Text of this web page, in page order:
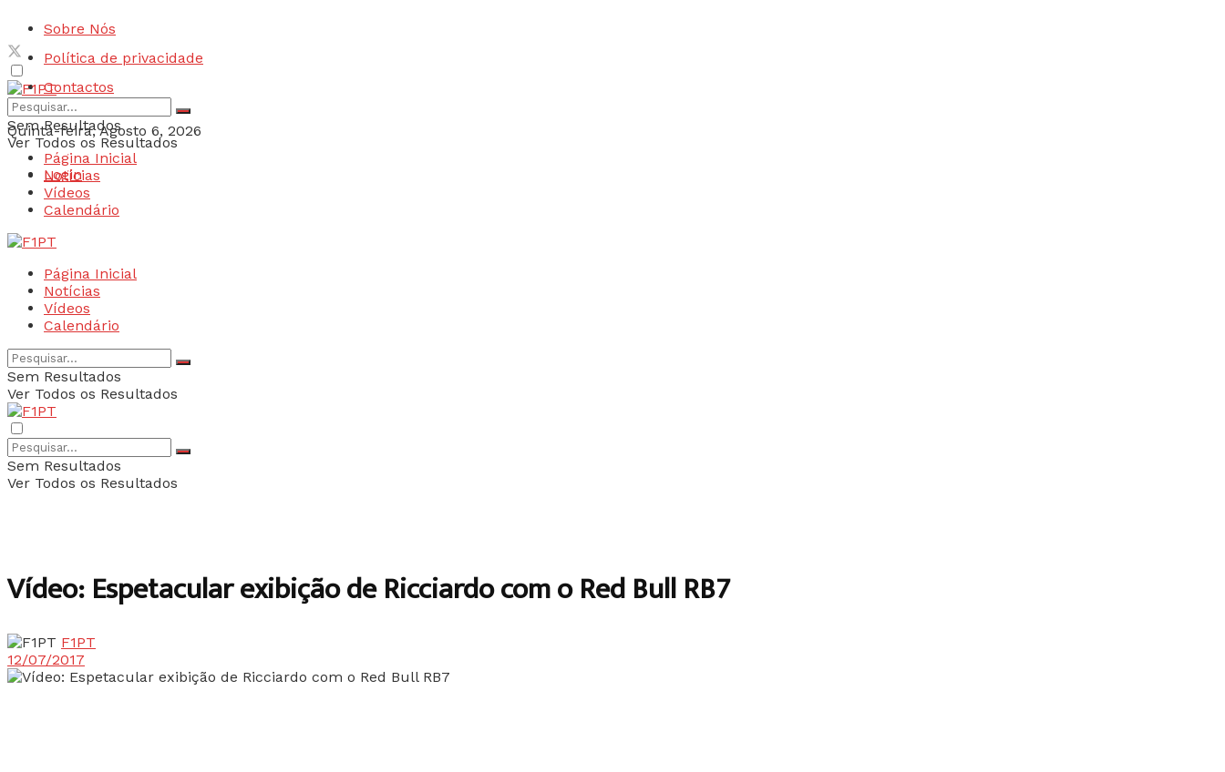
Sobre Nós
Política de privacidade
Contactos
Quinta-feira, Agosto 6, 2026
Login
Sem Resultados
Ver Todos os Resultados
Página Inicial
Notícias
Vídeos
Calendário
Página Inicial
Notícias
Vídeos
Calendário
Sem Resultados
Ver Todos os Resultados
Sem Resultados
Ver Todos os Resultados
Vídeo: Espetacular exibição de Ricciardo com o Red Bull RB7
F1PT
12/07/2017